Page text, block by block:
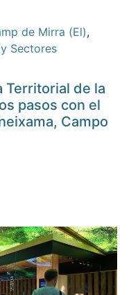
de Mirra (El),
Sectores
Territorial de la
pasos con el
Campo